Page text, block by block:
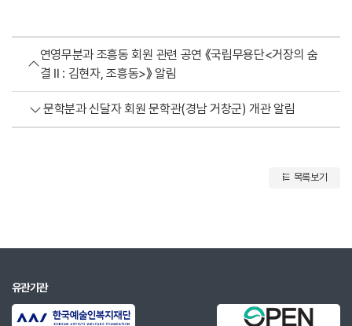
연영무분과 조흥동 회원 관련 공연 《국립무용단<거장의 숨
결 Ⅱ : 김현자, 조흥동>》 알림
문학분과 신달자 회원 문학관(경남 거창군) 개관 알림
목록보기
유관기관